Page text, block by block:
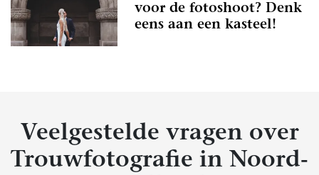
voor de fotoshoot? Denk
eens aan een kasteel!
Veelgestelde vragen over
Trouwfotografie in Noord-